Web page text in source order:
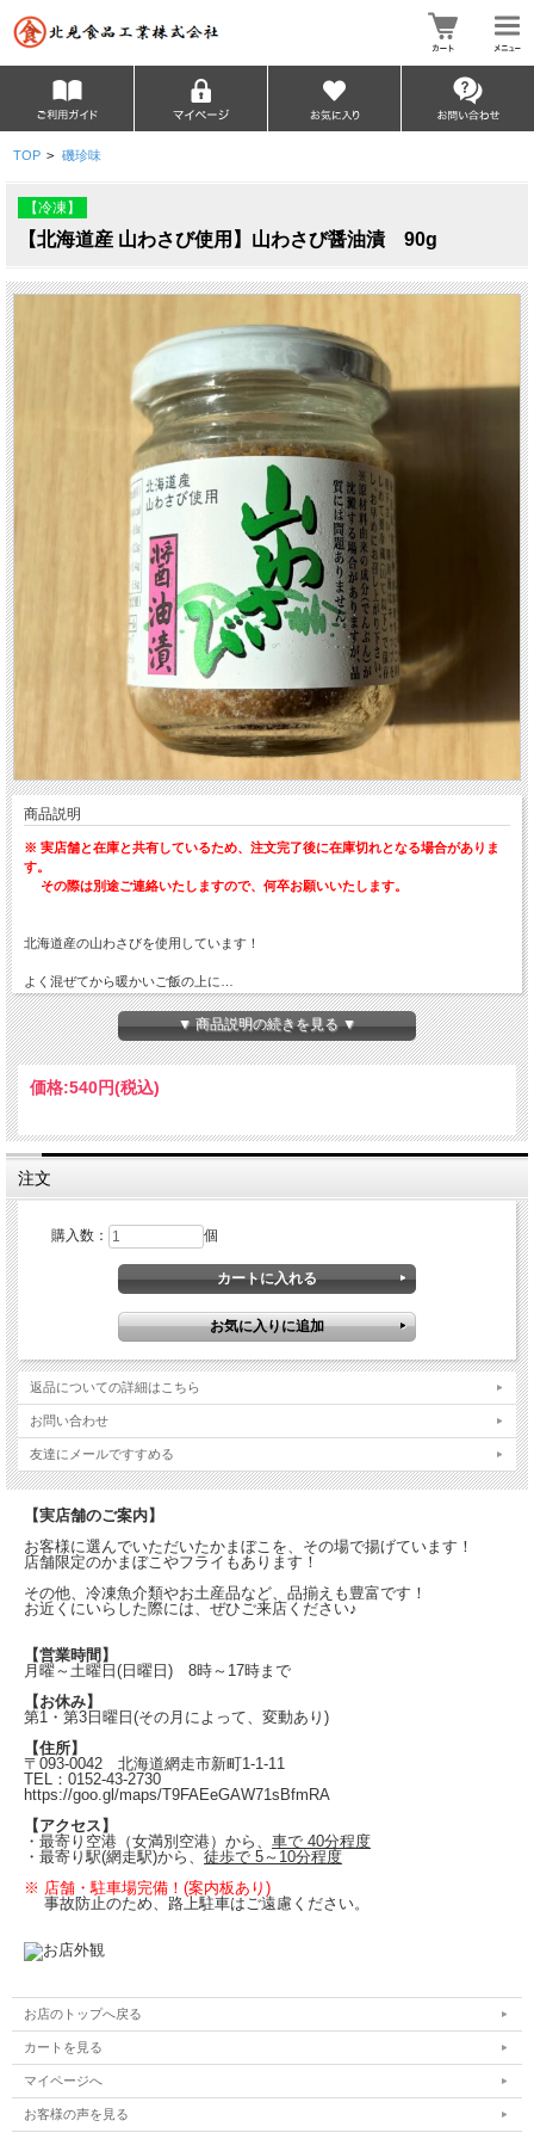
TOP > 磯珍味
【冷凍】
【北海道産 山わさび使用】山わさび醤油漬 90g
商品説明
※ 実店舗と在庫と共有しているため、注文完了後に在庫切れとなる場合がありま
す。
その際は別途ご連絡いたしますので、何卒お願いいたします。
北海道産の山わさびを使用しています！
よく混ぜてから暖かいご飯の上に…
お刺身、冷ややっこ、和え物、肉料理などにも合います♪
▼ 商品説明の続きを見る ▼
価格:540円(税込)
注文
購入数： 個
返品についての詳細はこちら
お問い合わせ
友達にメールですすめる
【実店舗のご案内】
お客様に選んでいただいたかまぼこを、その場で揚げています！
店舗限定のかまぼこやフライもあります！
その他、冷凍魚介類やお土産品など、品揃えも豊富です！
お近くにいらした際には、ぜひご来店ください♪
【営業時間】
月曜～土曜日(日曜日) 8時～17時まで
【お休み】
第1・第3日曜日 (その月によって、変動あり)
【住所】
〒093-0042 北海道網走市新町1-1-11
TEL：0152-43-2730
https://goo.gl/maps/T9FAEeGAW71sBfmRA
【アクセス】
・最寄り空港（女満別空港）から、 車で 40分程度
・最寄り駅(網走駅)から、 徒歩で 5～10分程度
※ 店舗・駐車場完備！(案内板あり)
事故防止のため、路上駐車はご遠慮ください。
お店のトップへ戻る
カートを見る
マイページへ
お客様の声を見る